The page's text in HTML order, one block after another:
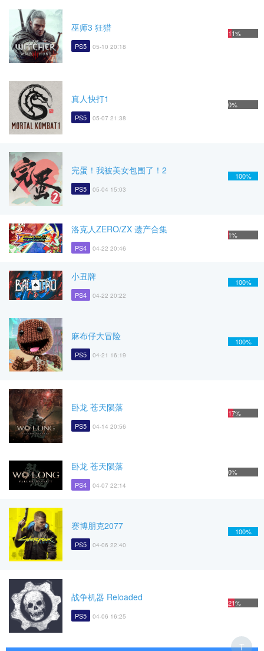
巫师3 狂猎
PS5 05-10 20:18
11%
真人快打1
PS5 05-07 21:38
0%
完蛋！我被美女包围了！2
PS5 05-04 15:03
100%
洛克人ZERO/ZX 遗产合集
PS4 04-22 20:46
1%
小丑牌
PS4 04-22 20:22
100%
麻布仔大冒险
PS5 04-21 16:19
100%
卧龙 苍天陨落
PS5 04-14 20:56
17%
卧龙 苍天陨落
PS4 04-07 22:14
0%
赛博朋克2077
PS5 04-06 22:40
100%
战争机器 Reloaded
PS5 04-06 16:25
21%
T